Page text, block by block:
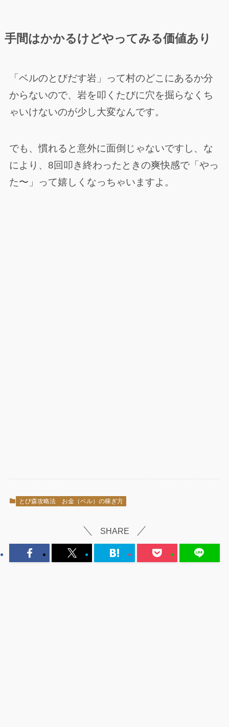
手間はかかるけどやってみる価値あり
「ベルのとびだす岩」って村のどこにあるか分
からないので、岩を叩くたびに穴を掘らなくち
ゃいけないのが少し大変なんです。
でも、慣れると意外に面倒じゃないですし、な
により、8回叩き終わったときの爽快感で「やっ
た〜」って嬉しくなっちゃいますよ。
とび森攻略法 お金（ベル）の稼ぎ方
SHARE